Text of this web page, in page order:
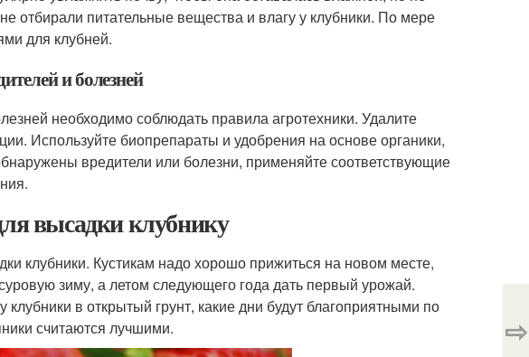
отбирали питательные вещества и влагу у клубники. По мере
для клубней.
и болезней
необходимо соблюдать правила агротехники. Удалите
Используйте биопрепараты и удобрения на основе органики,
вредители или болезни, применяйте соответствующие
высадки клубнику
клубники. Кустикам надо хорошо прижиться на новом месте,
зиму, а летом следующего года дать первый урожай.
в открытый грунт, какие дни будут благоприятными по
считаются лучшими.
⇨